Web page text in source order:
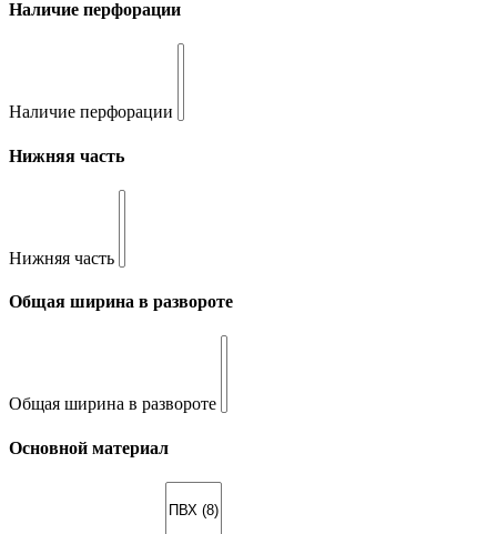
Наличие перфорации
Наличие перфорации
Нижняя часть
Нижняя часть
Общая ширина в развороте
Общая ширина в развороте
Основной материал